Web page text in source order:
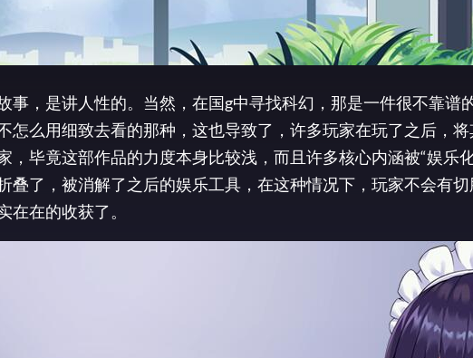
事，是讲人性的。当然，在国g中寻找科幻，那是一件很不靠谱
怎么用细致去看的那种，这也导致了，许多玩家在玩了之后，
，毕竟这部作品的力度本身比较浅，而且许多核心内涵被“娱乐
叠了，被消解了之后的娱乐工具，在这种情况下，玩家不会有
在的收获了。